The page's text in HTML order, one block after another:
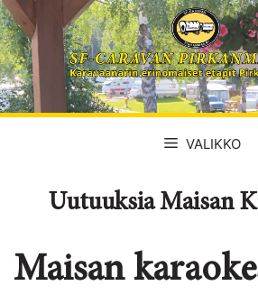
Siirry
sisältöön
VALIKKO
Uutuuksia Maisan
Maisan